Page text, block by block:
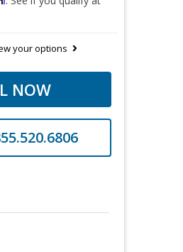
your options
NOW